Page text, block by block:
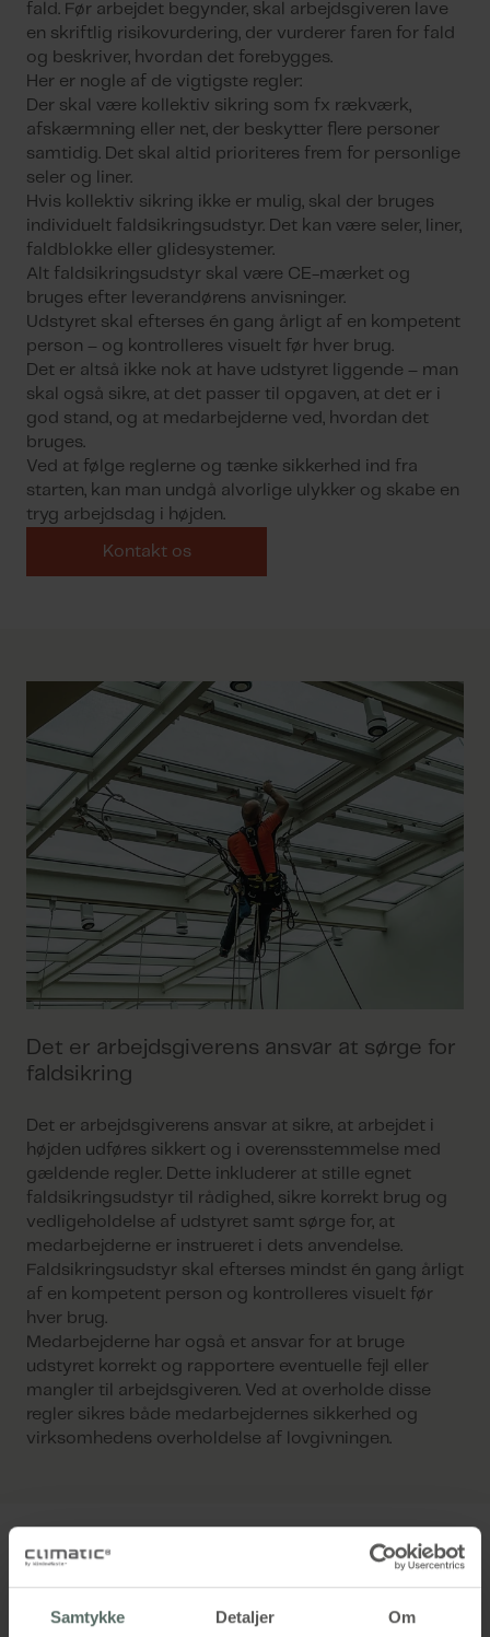
Samtykke Detaljer Om
fald. Før arbejdet begynder, skal arbejdsgiveren lave
en skriftlig risikovurdering, der vurderer faren for fald
og beskriver, hvordan det forebygges.
Her er nogle af de vigtigste regler:
Der skal være kollektiv sikring som fx rækværk,
afskærmning eller net, der beskytter flere personer
samtidig. Det skal altid prioriteres frem for personlige
seler og liner.
Hvis kollektiv sikring ikke er mulig, skal der bruges
individuelt faldsikringsudstyr. Det kan være seler, liner,
faldblokke eller glidesystemer.
Alt faldsikringsudstyr skal være CE-mærket og
bruges efter leverandørens anvisninger.
Udstyret skal efterses én gang årligt af en kompetent
person – og kontrolleres visuelt før hver brug.
Det er altså ikke nok at have udstyret liggende – man
skal også sikre, at det passer til opgaven, at det er i
god stand, og at medarbejderne ved, hvordan det
bruges.
Ved at følge reglerne og tænke sikkerhed ind fra
starten, kan man undgå alvorlige ulykker og skabe en
tryg arbejdsdag i højden.
Kontakt os
Det er arbejdsgiverens ansvar at sørge for
faldsikring
Det er arbejdsgiverens ansvar at sikre, at arbejdet i
højden udføres sikkert og i overensstemmelse med
gældende regler. Dette inkluderer at stille egnet
faldsikringsudstyr til rådighed, sikre korrekt brug og
vedligeholdelse af udstyret samt sørge for, at
medarbejderne er instrueret i dets anvendelse.
Faldsikringsudstyr skal efterses mindst én gang årligt
af en kompetent person og kontrolleres visuelt før
hver brug.
Medarbejderne har også et ansvar for at bruge
udstyret korrekt og rapportere eventuelle fejl eller
mangler til arbejdsgiveren. Ved at overholde disse
regler sikres både medarbejdernes sikkerhed og
virksomhedens overholdelse af lovgivningen.
Se vores referencer